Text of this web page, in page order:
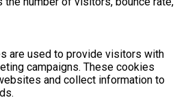
are used to provide visitors with
campaigns. These cookies
and collect information to